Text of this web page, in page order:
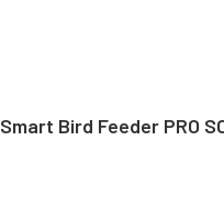
Bird Feeder PRO